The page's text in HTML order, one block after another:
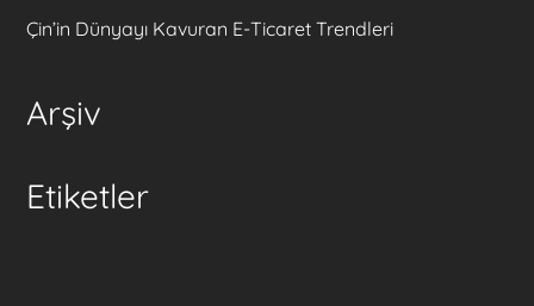
Çin’in Dünyayı Kavuran E-Ticaret Trendleri
Arşiv
Etiketler